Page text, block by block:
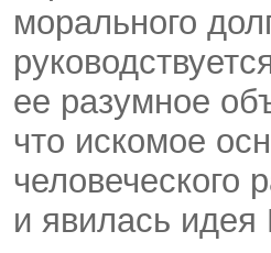
морального
ее разумное
что искомое
человеческого
и явилась идея